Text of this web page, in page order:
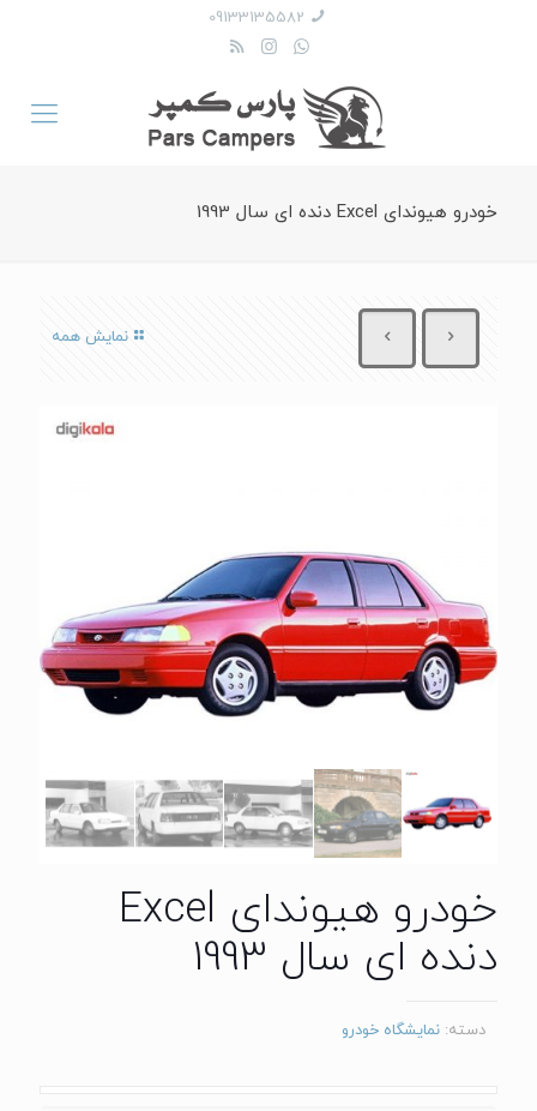
09133135582
خودرو هیوندای Excel دنده ای سال 1993
نمایش همه
خودرو هیوندای Excel
دنده ای سال 1993
دسته: نمایشگاه خودرو